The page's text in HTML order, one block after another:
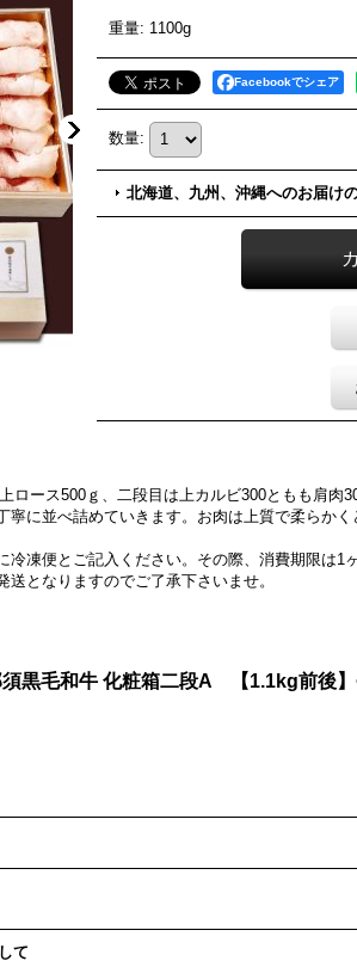
重量: 1100g
Facebookでシェア
数量:
北海道、九州、沖縄へのお届け
ース500ｇ、二段目は上カルビ300ともも肩肉
に並べ詰めていきます。お肉は上質で柔らか
凍便とご記入ください。その際、消費期限は1
となりますのでご了承下さいませ。
須黒毛和牛 化粧箱二段A 【1.1kg前後
て